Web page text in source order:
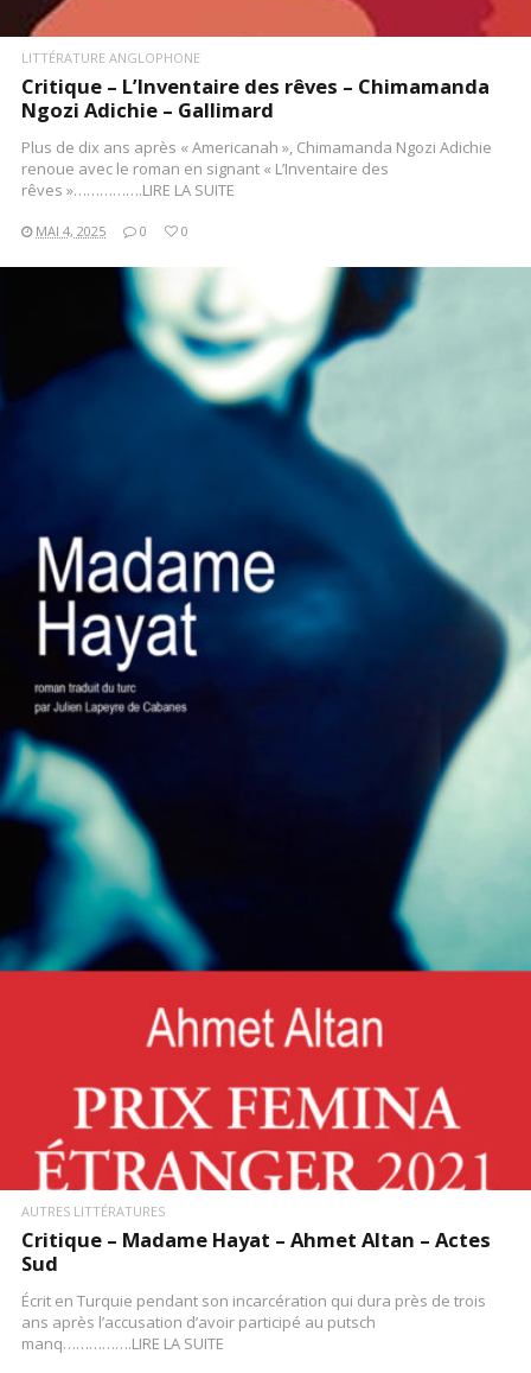
LITTÉRATURE ANGLOPHONE
Critique – L’Inventaire des rêves – Chimamanda
Ngozi Adichie – Gallimard
Plus de dix ans après « Americanah », Chimamanda Ngozi Adichie
renoue avec le roman en signant « L’Inventaire des
rêves »…………….LIRE LA SUITE
MAI 4, 2025 0 0
AUTRES LITTÉRATURES
Critique – Madame Hayat – Ahmet Altan – Actes
Sud
Écrit en Turquie pendant son incarcération qui dura près de trois
ans après l’accusation d’avoir participé au putsch
manq…………….LIRE LA SUITE